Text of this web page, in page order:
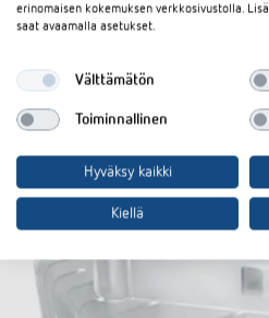
Lisätarvikkeet
erinomaisen kokemuksen verkkosivustolla.
saat avaamalla asetukset.
Välttämätön
Toiminnallinen
Hyväksy kaikki
Kiellä